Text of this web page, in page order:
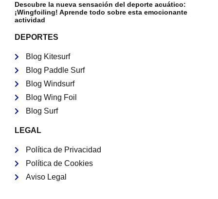
Descubre la nueva sensación del deporte acuático:
¡Wingfoiling! Aprende todo sobre esta emocionante
actividad
DEPORTES
Blog Kitesurf
Blog Paddle Surf
Blog Windsurf
Blog Wing Foil
Blog Surf
LEGAL
Política de Privacidad
Política de Cookies
Aviso Legal